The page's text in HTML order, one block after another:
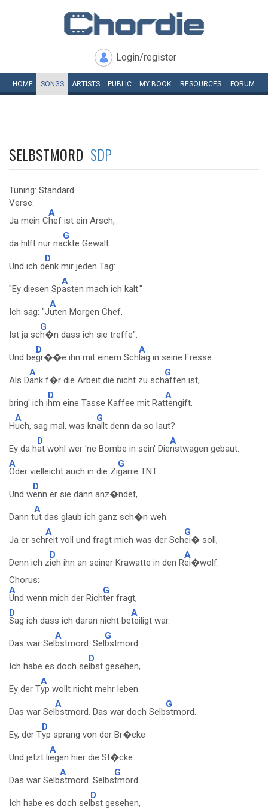
Login/register
HOME SONGS ARTISTS PUBLIC MY BOOK RESOURCES FORUM
SELBSTMORD SDP
Tuning: Standard
Verse:
Ja mein C
A
hef ist ein Arsch,
da hilft nur na
G
ckte Gewalt.
Und ich d
D
enk mir jeden Tag:
"Ey diesen Sp
A
asten mach ich kalt."
Ich sag: "J
A
uten Morgen Chef,
Ist ja sc
G
h�n dass ich sie treffe".
Und be
D
gr��e ihn mit einem Sch
A
lag in seine Fresse.
Als D
A
ank f�r die Arbeit die nicht zu sch
G
affen ist,
bring' ich i
D
hm eine Tasse Kaffee mit Rat
A
tengift.
H
A
uch, sag mal, was kn
G
allt denn da so laut?
Ey da h
D
at wohl wer 'ne Bombe in sein' Die
A
nstwagen gebaut.
A
Oder vielleicht auch in die Zi
G
garre TNT
Und w
D
enn er sie dann anz�ndet,
Dann t
A
ut das glaub ich ganz sch�n weh.
Ja er sch
A
reit voll und fragt mich was der Sch
G
ei� soll,
Denn ich z
D
ieh ihn an seiner Krawatte in den R
A
ei�wolf.
Chorus:
A
Und wenn mich der Rich
G
ter fragt,
D
Sag ich dass ich daran nicht be
A
teiligt war.
Das war Sel
A
bstmord. Sel
G
bstmord.
Ich habe es doch se
D
lbst gesehen,
Ey der T
A
yp wollt nicht mehr leben.
Das war Sel
A
bstmord. Das war doch Selb
G
stmord.
Ey, der T
D
yp sprang von der Br�cke
Und jetzt li
A
egen hier die St�cke.
Das war Selb
A
stmord. Selbs
G
tmord.
Ich habe es doch sel
D
bst gesehen,